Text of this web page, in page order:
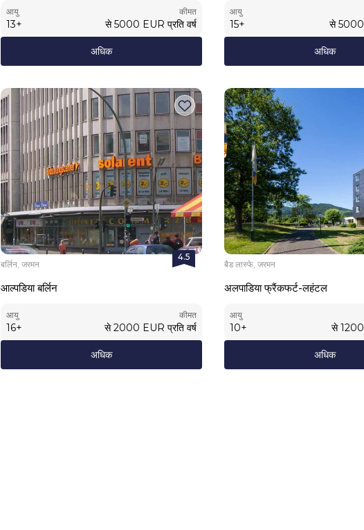
आयु
13+
कीमत
से 5000 EUR प्रति वर्ष
अधिक
आयु
15+ से 5000
अधिक
4.5
बर्लिन, जरमन
आल्पडिया बर्लिन
आयु
16+
कीमत
से 2000 EUR प्रति वर्ष
अधिक
बैड लास्फे, जरमन
अलपाडिया फ्रैंकफर्ट-लहंटल
आयु
10+ से 1200
अधिक